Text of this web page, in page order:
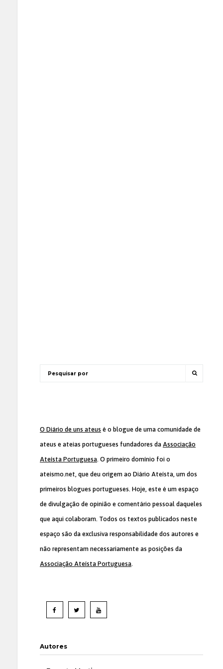
O Diário de uns ateus é o blogue de uma comunidade de
ateus e ateias portugueses fundadores da Associação
Ateísta Portuguesa. O primeiro domínio foi o
ateismo.net, que deu origem ao Diário Ateísta, um dos
primeiros blogues portugueses. Hoje, este é um espaço
de divulgação de opinião e comentário pessoal daqueles
que aqui colaboram. Todos os textos publicados neste
espaço são da exclusiva responsabilidade dos autores e
não representam necessariamente as posições da
Associação Ateísta Portuguesa.
Autores